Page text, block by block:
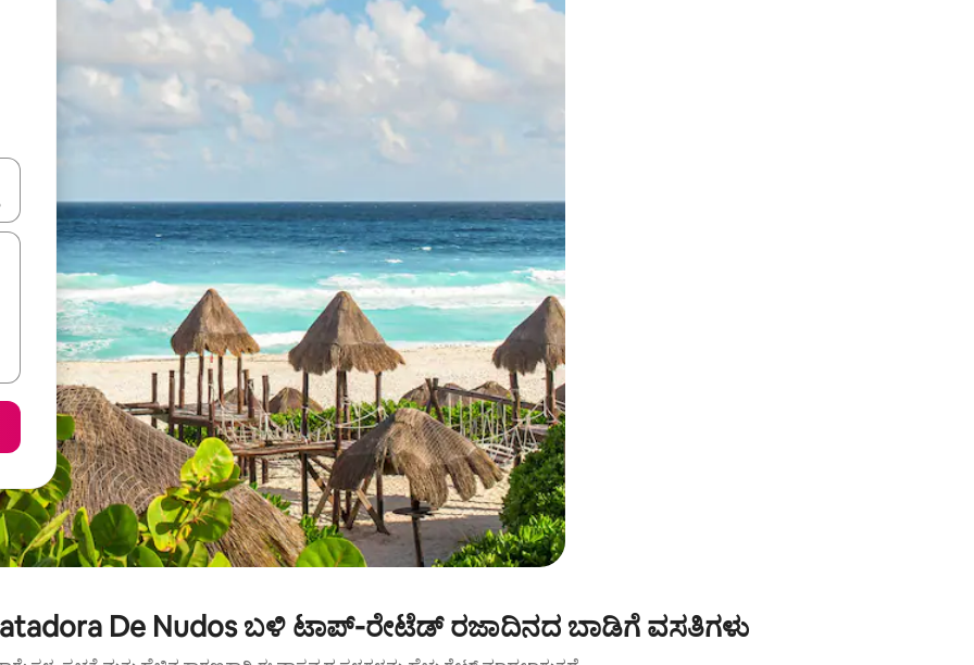
ನ್ಯಾವಿಗೇಟ್ ಮಾಡಿ ಅಥವಾ ಸ್ಪರ್ಶ ಅಥವಾ ಸ್ವೈಪ್ ಗೆಸ್ಚರ್‌ಗಳ ಮೂಲಕ ಅನ್ವೇಷಿಸಿ.
De Nudos ಬಳಿ ಟಾಪ್-ರೇಟೆಡ್ ರಜಾದಿನದ ಬಾಡಿಗೆ ವಸತಿಗಳು